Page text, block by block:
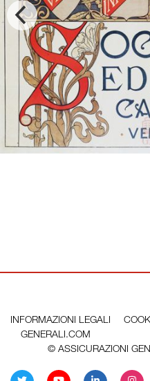
INFORMAZIONI LEGALI
GENERALI.COM
© ASSICURAZIONI